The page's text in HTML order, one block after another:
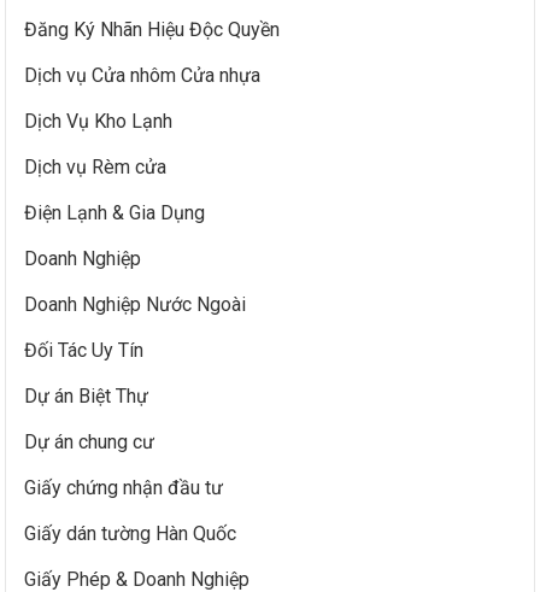
Đăng Ký Nhãn Hiệu Độc Quyền
Dịch vụ Cửa nhôm Cửa nhựa
Dịch Vụ Kho Lạnh
Dịch vụ Rèm cửa
Điện Lạnh & Gia Dụng
Doanh Nghiệp
Doanh Nghiệp Nước Ngoài
Đối Tác Uy Tín
Dự án Biệt Thự
Dự án chung cư
Giấy chứng nhận đầu tư
Giấy dán tường Hàn Quốc
Giấy Phép & Doanh Nghiệp